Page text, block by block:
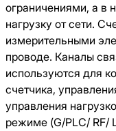
ограничениями, а в
нагрузку от сети.
измерительными
проводе. Каналы
используются для
счетчика,
управления
режиме (G/PLC/ RF/